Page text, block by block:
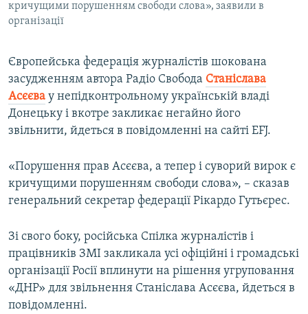
кричущими порушенням свободи слова», заявили в
організації
Європейська федерація журналістів шокована
засудженням автора Радіо Свобода Станіслава
Асєєва у непідконтрольному українській владі
Донецьку і вкотре закликає негайно його
звільнити, йдеться в повідомленні на сайті EFJ.
«Порушення прав Асєєва, а тепер і суворий вирок є
кричущими порушенням свободи слова», – сказав
генеральний секретар федерації Рікардо Гутьєрес.
Зі свого боку, російська Спілка журналістів і
працівників ЗМІ закликала усі офіційні і громадські
організації Росії вплинути на рішення угруповання
«ДНР» для звільнення Станіслава Асєєва, йдеться в
повідомленні.